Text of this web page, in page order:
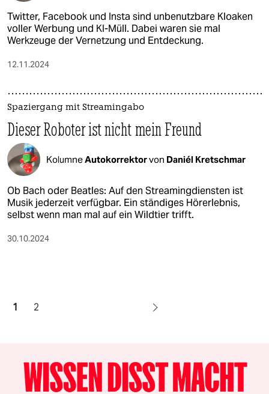
Twitter, Facebook und Insta sind unbenutzbare Kloaken
voller Werbung und KI-Müll. Dabei waren sie mal
Werkzeuge der Vernetzung und Entdeckung.
12.11.2024
Spaziergang mit Streamingabo
Dieser Roboter ist nicht mein Freund
KolumneAutokorrektorvon Daniél Kretschmar
Ob Bach oder Beatles: Auf den Streamingdiensten ist
Musik jederzeit verfügbar. Ein ständiges Hörerlebnis,
selbst wenn man mal auf ein Wildtier trifft.
30.10.2024
1 2